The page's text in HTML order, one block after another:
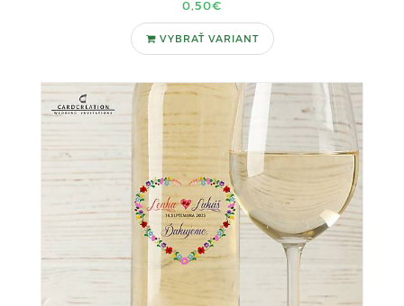
0,50€
VYBRAŤ VARIANT